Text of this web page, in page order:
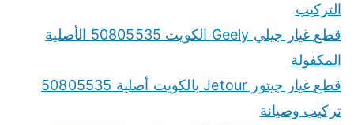
التركيب
قطع غيار جيلي Geely الكويت 50805535 الأصلية
المكفولة
قطع غيار جيتور Jetour بالكويت أصلية 50805535
تركيب وصيانة